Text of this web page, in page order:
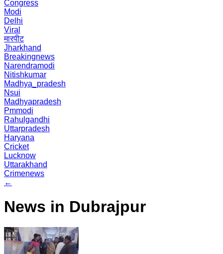
Congress
Modi
Delhi
Viral
मारपीट
Jharkhand
Breakingnews
Narendramodi
Nitishkumar
Madhya_pradesh
Nsui
Madhyapradesh
Pmmodi
Rahulgandhi
Uttarpradesh
Haryana
Cricket
Lucknow
Uttarakhand
Crimenews
←
News in Dubrajpur